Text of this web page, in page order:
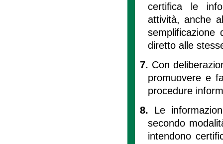
certifica le
attività, anche
semplificazione
diretto alle
7. Con
promuovere e
procedure
8. Le
secondo
intendono